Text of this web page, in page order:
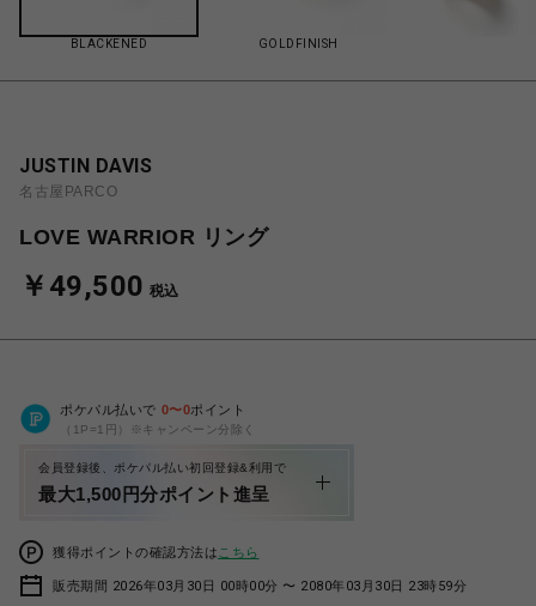
BLACKENED GOLDFINISH
JUSTIN DAVIS
名古屋PARCO
LOVE WARRIOR リング
￥49,500 税込
ポケパル払いで 0〜0ポイント
（1P=1円）※キャンペーン分除く
会員登録後、ポケパル払い初回登録&利用で
最大1,500円分ポイント進呈
獲得ポイントの確認方法は こちら
販売期間 2026年03月30日 00時00分 〜 2080年03月30日 23時59分